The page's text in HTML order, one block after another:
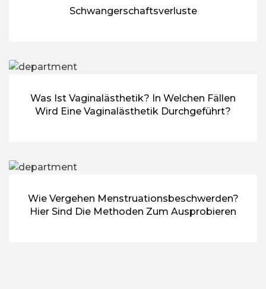
Schwangerschaftsverluste
Was Ist Vaginalästhetik? In Welchen Fällen
Wird Eine Vaginalästhetik Durchgeführt?
Wie Vergehen Menstruationsbeschwerden?
Hier Sind Die Methoden Zum Ausprobieren